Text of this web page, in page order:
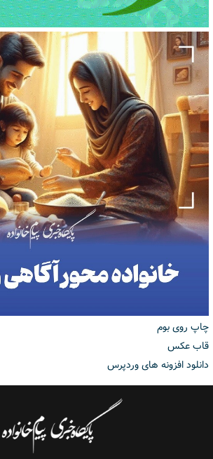
چاپ روی بوم
قاب عکس
دانلود افزونه های وردپرس